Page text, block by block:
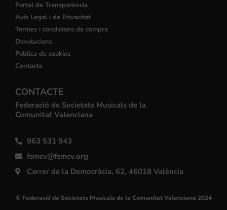
Portal de Transparència
Avís Legal i de Privacitat
Termes i condicions de compra
Devolucions
Política de cookies
Contacte
CONTACTE
Federació de Societats Musicals de la
Comunitat Valenciana
963 531 943
fsmcv@fsmcv.org
Carrer de la Democràcia, 62, 46018 València
© Federació de Societats Musicals de la Comunitat Valenciana 2024